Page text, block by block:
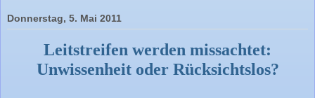
Donnerstag, 5. Mai 2011
Leitstreifen werden missachtet:
Unwissenheit oder Rücksichtslos?